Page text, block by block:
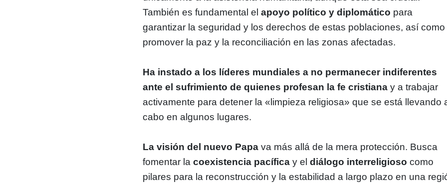
También es fundamental elapoyo político y diplomático para
garantizar la seguridad y los derechos de estas poblaciones, así como
promover la paz y la reconciliación en las zonas afectadas.
Ha instado a los líderes mundiales a no permanecer indiferentes
ante el sufrimiento de quienes profesan la fe cristiana y a trabajar
activamente para detener la «limpieza religiosa» que se está llevando
cabo en algunos lugares.
La visión del nuevo Papava más allá de la mera protección. Busca
fomentar lacoexistencia pacífica y eldiálogo interreligioso como
pilares para la reconstrucción y la estabilidad a largo plazo en una